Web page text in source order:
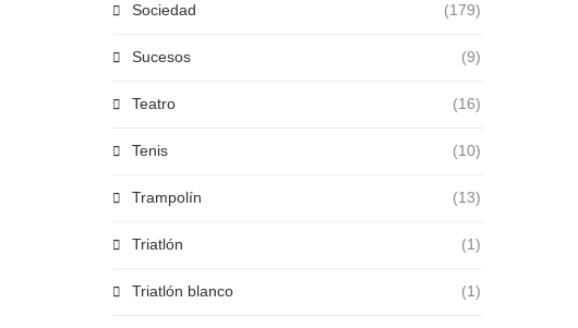
Sociedad (179)
Sucesos (9)
Teatro (16)
Tenis (10)
Trampolín (13)
Triatlón (1)
Triatlón blanco (1)